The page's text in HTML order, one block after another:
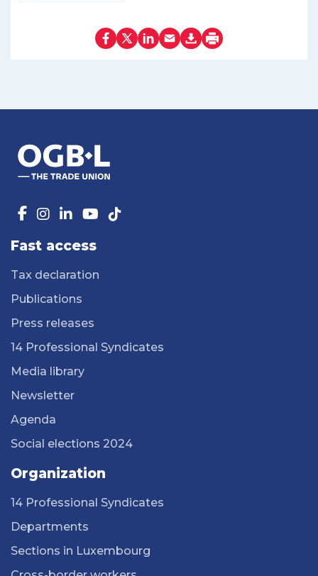
Fast access
Tax declaration
Publications
Press releases
14 Professional Syndicates
Media library
Newsletter
Agenda
Social elections 2024
Organization
14 Professional Syndicates
Departments
Sections in Luxembourg